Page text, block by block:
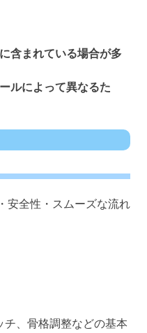
含まれている場合が多
ルによって異なるた
安全性・スムーズな流れ
チ、骨格調整などの基本